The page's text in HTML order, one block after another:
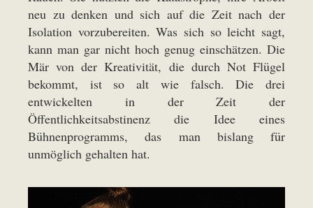
neu zu denken und sich auf die Zeit nach der
Isolation vorzubereiten. Was sich so leicht sagt,
kann man gar nicht hoch genug einschätzen. Die
Mär von der Kreativität, die durch Not Flügel
bekommt, ist so alt wie falsch. Die drei
entwickelten in der Zeit der
Öffentlichkeitsabstinenz die Idee eines
Bühnenprogramms, das man bislang für
unmöglich gehalten hat.